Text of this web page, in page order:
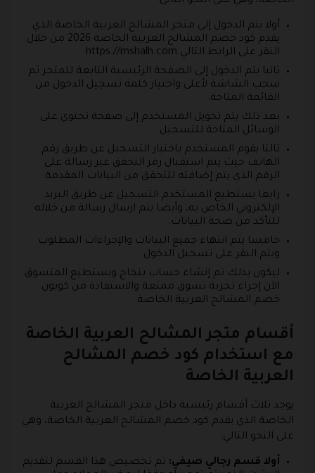
أولا يتم الدخول إلى متجر المشالح العربية الخاصة الذي
يقدم كود خصم المشالح العربية الخاصة 2026 من خلال
النقر على الرابط التالي https://mshalh.com
ثانيا يتم الدخول إلى الصفحة الرئيسية التابعة للمتجر ثم
سحب الشاشة لأعلى واختيار كلمة تسجيل الدخول من
القائمة المتاحة.
بعد ذلك يتم تحويل المستخدم إلى صفحة تحتوي على
الوسائل المتاحة للتسجيل.
ثالثا يقوم المستخدم باختيار التسجيل عن طريق رقم
الهاتف حيث يتم استقبال رمز التحقق عبر رسالة على
الرقم الذي يتم إضافته للتحقق من البيانات المقدمة.
رابعا يستطيع المستخدم التسجيل عن طريق البريد
الإلكتروني الخاص به، وأيضا يتم ارسال رسالة من خلاله
للتأكد من صحة البيانات.
خامسا يتم انتهاء جميع البيانات والإجراءات المطلوب
ويتم النقر على تسجيل الدخول.
ليكون بذلك تم إنشاء حساب بنجاح ويستطيع المتسوق
الآن إجراء تجربة تسوق ممتعة والاستفادة من كوبون
خصم المشالح العربية الخاصة.
أقسام متجر المشالح العربية الخاصة
مع استخدام كود خصم المشالح
العربية الخاصة
يوجد ثلاث أقسام رئيسية داخل متجر المشالح العربية
الخاصة الذي يقدم كود خصم المشالح العربية الخاصة، وهي
على النحو التالي:
أولا قسم رجالي صيفي: تم تخصيص هذا القسم لتقديم